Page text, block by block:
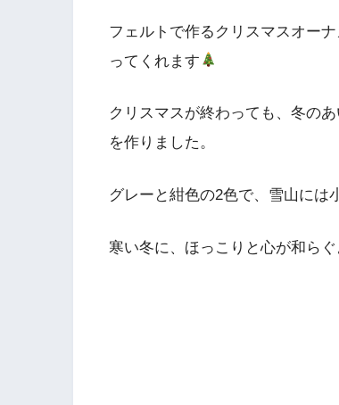
フェルトで作るクリスマスオー
ってくれます
クリスマスが終わっても、冬の
を作りました。
グレーと紺色の2色で、雪山には
寒い冬に、ほっこりと心が和ら